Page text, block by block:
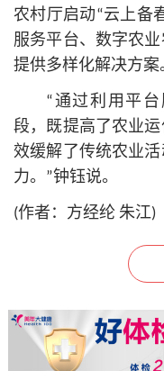
农村厅启动“云上备
服务平台、数字农
提供多样化解决方案
“通过利用平
段，既提高了农业
效缓解了传统农业
力。”钟钰说。
(作者：方经纶 朱江)